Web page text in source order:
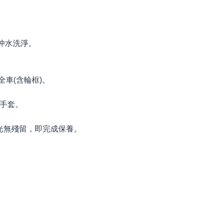
洗淨。
(含輪框)。
套。
殘留，即完成保養。